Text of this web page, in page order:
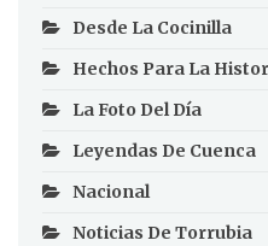
Desde La Cocinilla
Hechos Para La
La Foto Del Día
Leyendas De Cuenca
Nacional
Noticias De Torrubia